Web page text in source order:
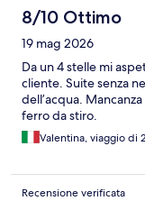
8/10 Ottimo
19 mag 2026
Da un 4 stelle mi
cliente. Suite senza
dell’acqua.
ferro da stiro.
Valentina, viaggio di
Recensione verificata